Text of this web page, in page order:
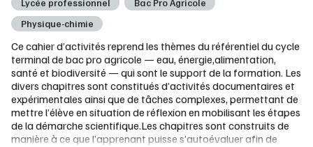
Physique-chimie
Ce cahier d’activités reprend les thèmes du référentiel du cycle
terminal de bac pro agricole — eau, énergie,alimentation,
santé et biodiversité — qui sont le support de la formation. Les
divers chapitres sont constitués d’activités documentaires et
expérimentales ainsi que de tâches complexes, permettant de
mettre l’élève en situation de réflexion en mobilisant les étapes
de la démarche scientifique.Les chapitres sont construits de
manière à ce que l’apprenant puisse s’autoévaluer afin de